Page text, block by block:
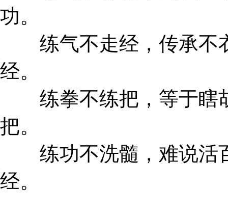
功。
练气不走经，传承不
经。
练拳不练把，等于瞎
把。
练功不洗髓，难说活
经。